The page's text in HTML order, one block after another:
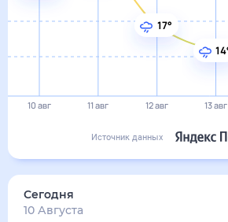
10 авг 11 авг 12 авг 13 авг
17°
Источник данных
Сегодня
10 Августа